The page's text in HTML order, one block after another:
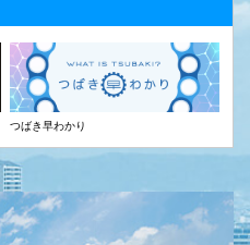
つばき早わかり